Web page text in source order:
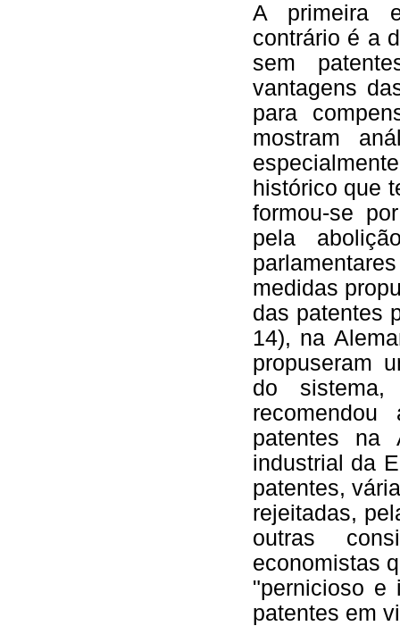
A primeira
contrário é a
sem
vantagens
para
mostram
histórico que
formou-se
pela
medidas
das patentes
14), na
propuseram
do
patentes na
industrial da
patentes,
rejeitadas,
outras
economistas
"pernicioso e
patentes em